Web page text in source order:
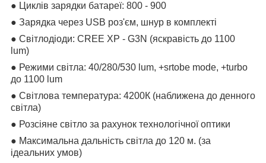
● Циклів зарядки батареї: 800 - 900
● Зарядка через USB роз'єм, шнур в комплекті
● Світлодіоди: CREE XP - G3N (яскравість до 1100
lum)
● Режими світла: 40/280/530 lum, +srtobe mode, +turbo
до 1100 lum
● Світлова температура: 4200К (наближена до денного
світла)
● Розсіяне світло за рахунок технологічної оптики
● Максимальна дальність світла до 120 м. (за
ідеальних умов)